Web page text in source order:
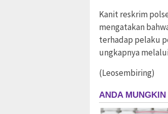
Kanit reskrim
mengatakan
terhadap pelaku
ungkapnya
(Leosembiring)